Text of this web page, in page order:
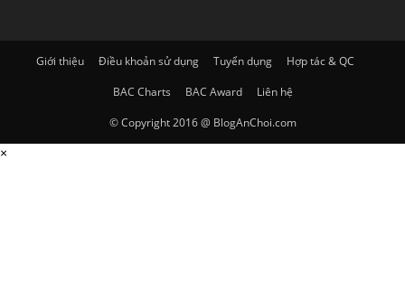
Giới thiệu Điều khoản sử dụng Tuyển dụng
Hợp tác & QC
BAC Charts
BAC Award
Liên hệ
© Copyright 2016 @ BlogAnChoi.com
×